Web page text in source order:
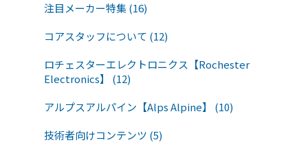
注目メーカー特集 (16)
コアスタッフについて (12)
ロチェスターエレクトロニクス【Rochester
Electronics】 (12)
アルプスアルパイン【Alps Alpine】 (10)
技術者向けコンテンツ (5)